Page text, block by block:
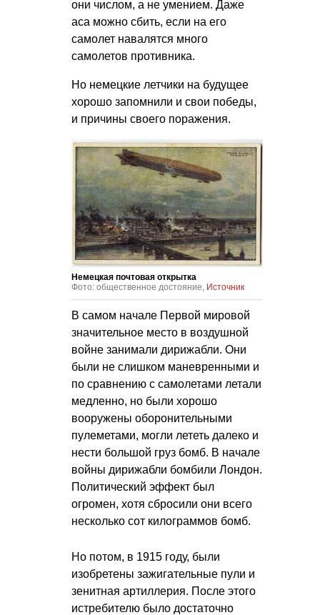
они числом, а не умением. Даже
аса можно сбить, если на его
самолет навалятся много
самолетов противника.
Но немецкие летчики на будущее
хорошо запомнили и свои победы,
и причины своего поражения.
Немецкая почтовая открытка
Фото: общественное достояние, Источник
В самом начале Первой мировой
значительное место в воздушной
войне занимали дирижабли. Они
были не слишком маневренными и
по сравнению с самолетами летали
медленно, но были хорошо
вооружены оборонительными
пулеметами, могли лететь далеко и
нести большой груз бомб. В начале
войны дирижабли бомбили Лондон.
Политический эффект был
огромен, хотя сбросили они всего
несколько сот килограммов бомб.
Но потом, в 1915 году, были
изобретены зажигательные пули и
зенитная артиллерия. После этого
истребителю было достаточно